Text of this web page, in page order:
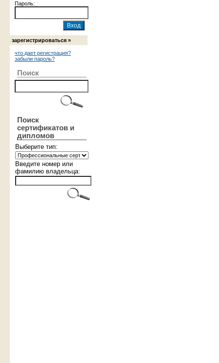
Пароль:
зарегистрироваться »
что дает регистрация?
забыли пароль?
Поиск
Поиск
сертификатов и
дипломов
Выберите тип:
Введите номер или
фамилию владельца: